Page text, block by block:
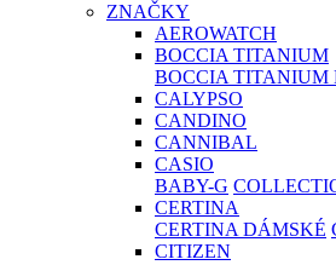
ZNAČKY
AEROWATCH
BOCCIA TITANIUM
BOCCIA TITANIUM
CALYPSO
CANDINO
CANNIBAL
CASIO
BABY-G
CERTINA
CERTINA DÁMSKÉ
CITIZEN